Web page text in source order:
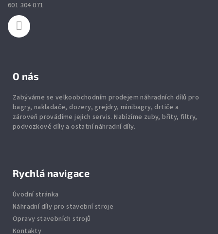
601 304 071
O nás
Zabýváme se velkoobchodním prodejem náhradních dílů pro
bagry, nakladače, dozery, grejdry, minibagry, drtiče a
zároveň provádíme jejich servis. Nabízíme zuby,břity,filtry,
podvozkové díly a ostatní náhradní díly.
Rychlá navigace
Úvodní stránka
Náhradní díly pro stavební stroje
Opravy stavebních strojů
Kontakty